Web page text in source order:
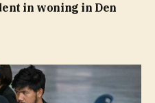
in woning in Den